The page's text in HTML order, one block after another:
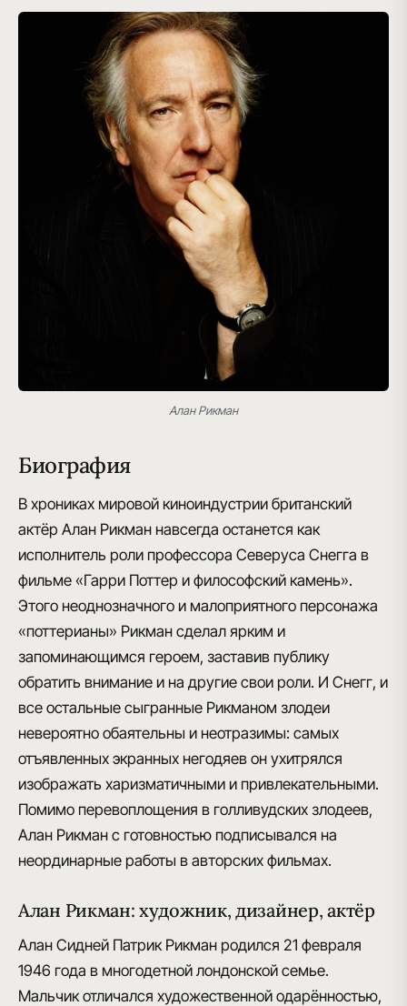
Алан Рикман
Биография
В хрониках мировой киноиндустрии британский
актёр Алан Рикман навсегда останется как
исполнитель роли профессора Северуса Снегга в
фильме «Гарри Поттер и философский камень».
Этого неоднозначного и малоприятного персонажа
«поттерианы» Рикман сделал ярким и
запоминающимся героем, заставив публику
обратить внимание и на другие свои роли. И Снегг, и
все остальные сыгранные Рикманом злодеи
невероятно обаятельны и неотразимы: самых
отъявленных экранных негодяев он ухитрялся
изображать харизматичными и привлекательными.
Помимо перевоплощения в голливудских злодеев,
Алан Рикман с готовностью подписывался на
неординарные работы в авторских фильмах.
Алан Рикман: художник, дизайнер, актёр
Алан Сидней Патрик Рикман родился 21 февраля
1946 года в многодетной лондонской семье.
Мальчик отличался художественной одарённостью,